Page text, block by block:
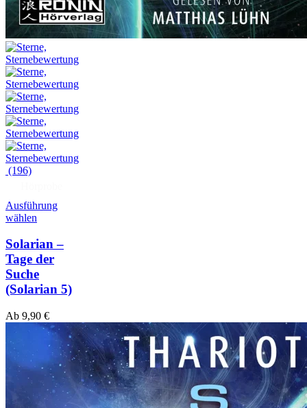
(196)
Ausführung
wählen
Solarian –
Tage der
Suche
(Solarian 5)
Ab 9,90 €